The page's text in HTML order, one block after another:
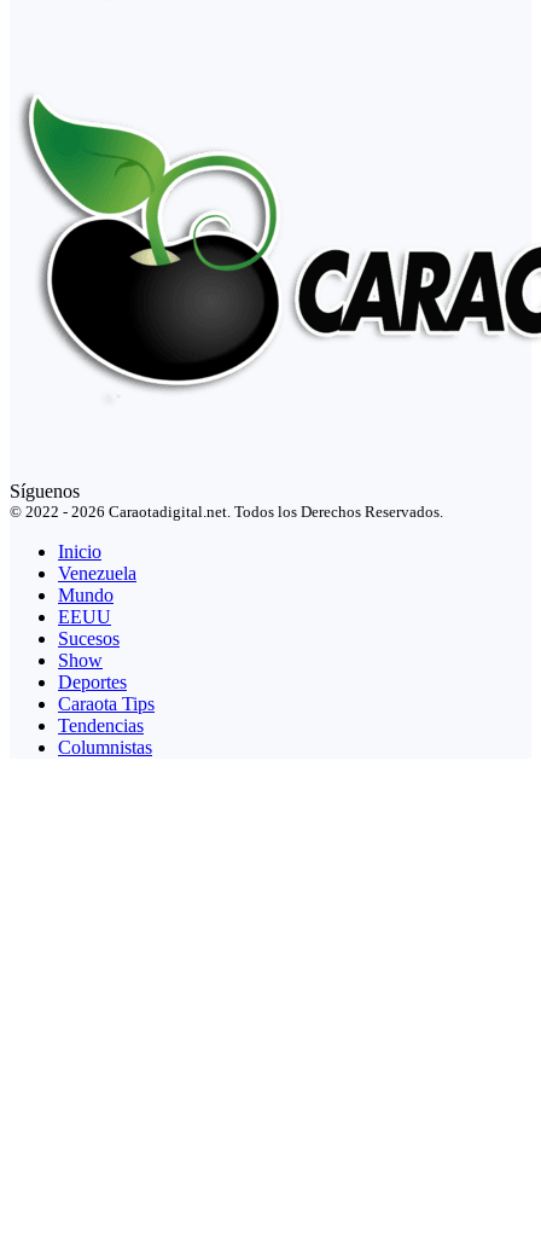
Síguenos
© 2022 - 2026 Caraotadigital.net. Todos los Derechos Reservados.
Inicio
Venezuela
Mundo
EEUU
Sucesos
Show
Deportes
Caraota Tips
Tendencias
Columnistas